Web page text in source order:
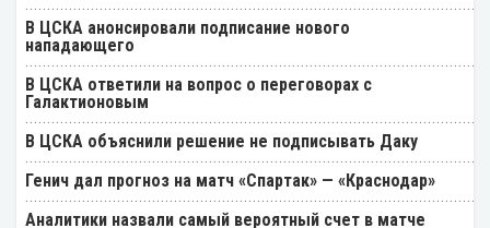
В ЦСКА анонсировали подписание нового
нападающего
В ЦСКА ответили на вопрос о переговорах с
Галактионовым
В ЦСКА объяснили решение не подписывать Даку
Генич дал прогноз на матч «Спартак» — «Краснодар»
Аналитики назвали самый вероятный счет в матче